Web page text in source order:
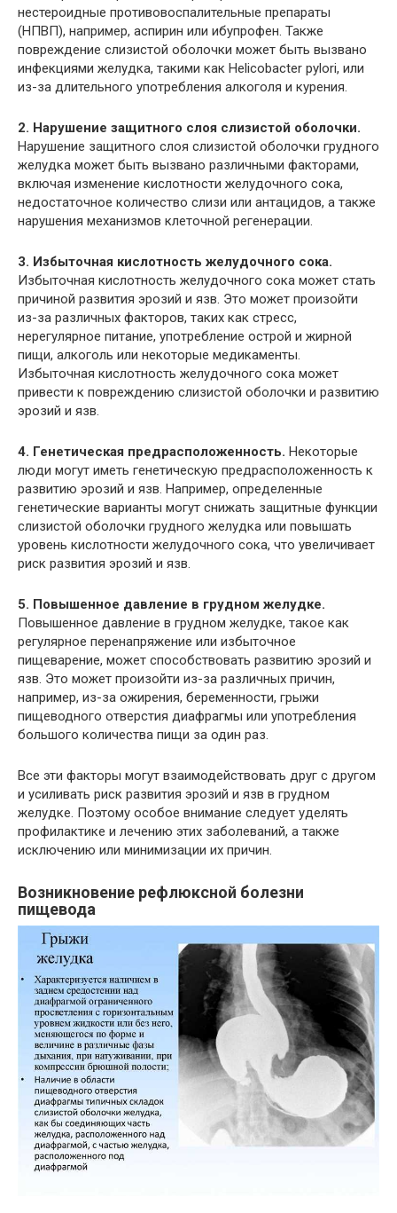
нестероидные противовоспалительные препараты
(НПВП), например, аспирин или ибупрофен. Также
повреждение слизистой оболочки может быть вызвано
инфекциями желудка, такими как Helicobacter pylori, или
из-за длительного употребления алкоголя и курения.
2. Нарушение защитного слоя слизистой оболочки.
Нарушение защитного слоя слизистой оболочки грудного
желудка может быть вызвано различными факторами,
включая изменение кислотности желудочного сока,
недостаточное количество слизи или антацидов, а также
нарушения механизмов клеточной регенерации.
3. Избыточная кислотность желудочного сока.
Избыточная кислотность желудочного сока может стать
причиной развития эрозий и язв. Это может произойти
из-за различных факторов, таких как стресс,
нерегулярное питание, употребление острой и жирной
пищи, алкоголь или некоторые медикаменты.
Избыточная кислотность желудочного сока может
привести к повреждению слизистой оболочки и развитию
эрозий и язв.
4. Генетическая предрасположенность. Некоторые
люди могут иметь генетическую предрасположенность к
развитию эрозий и язв. Например, определенные
генетические варианты могут снижать защитные функции
слизистой оболочки грудного желудка или повышать
уровень кислотности желудочного сока, что увеличивает
риск развития эрозий и язв.
5. Повышенное давление в грудном желудке.
Повышенное давление в грудном желудке, такое как
регулярное перенапряжение или избыточное
пищеварение, может способствовать развитию эрозий и
язв. Это может произойти из-за различных причин,
например, из-за ожирения, беременности, грыжи
пищеводного отверстия диафрагмы или употребления
большого количества пищи за один раз.
Все эти факторы могут взаимодействовать друг с другом
и усиливать риск развития эрозий и язв в грудном
желудке. Поэтому особое внимание следует уделять
профилактике и лечению этих заболеваний, а также
исключению или минимизации их причин.
Возникновение рефлюксной болезни
пищевода